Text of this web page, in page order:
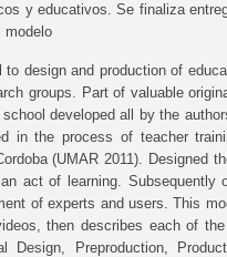
y educativos. Se finaliza
modelo
design and production of
groups. Part of valuable
developed all by the
in the process of teacher
(UMAR 2011). Designed
act of learning. Subsequently
of experts and users. This
then describes each of
Design, Preproduction,